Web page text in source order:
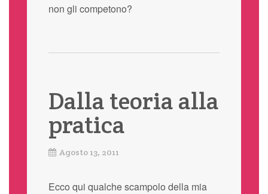
non gli competono?
Dalla teoria alla
pratica
Agosto 13, 2011
Ecco qui qualche scampolo della mia